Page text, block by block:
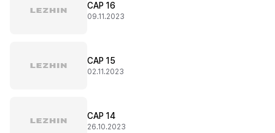
CAP 16
09.11.2023
CAP 15
02.11.2023
CAP 14
26.10.2023